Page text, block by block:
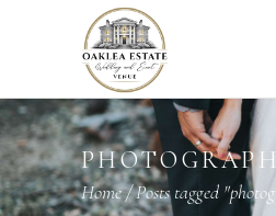
Home/Posts tagged